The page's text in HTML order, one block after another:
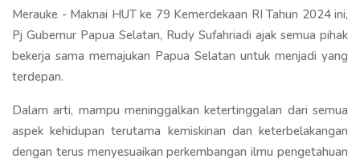
Merauke - Maknai HUT ke 79 Kemerdekaan RI Tahun 2024 ini,
Pj Gubernur Papua Selatan, Rudy Sufahriadi ajak semua pihak
bekerja sama memajukan Papua Selatan untuk menjadi yang
terdepan.
Dalam arti, mampu meninggalkan ketertinggalan dari semua
aspek kehidupan terutama kemiskinan dan keterbelakangan
dengan terus menyesuaikan perkembangan ilmu pengetahuan